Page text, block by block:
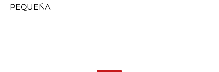
PEQUEÑA